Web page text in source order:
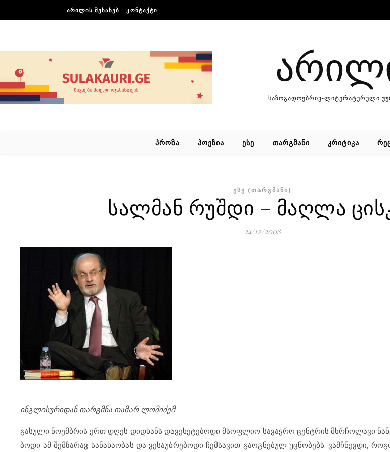
ᲐᲠᲘᲚᲘᲡ ᲨᲔᲡᲐᲮᲔᲑ ᲙᲝᲜᲢᲐᲥᲢᲘ
საზოგადოებრივ-ლიტერატურული
ᲞᲠᲝᲖᲐ ᲞᲝᲔᲖᲘᲐ ᲔᲡᲔ ᲗᲐᲠᲒᲛᲐᲜᲘ ᲙᲠᲘᲢᲘᲙᲐ
ᲔᲡᲔ (ᲗᲐᲠᲒᲛᲐᲜᲘ)
სალმან რუშდი – მაღ­ლა
24/12/2008
ინგ­ლი­სუ­რი­დან თარ­გ­მ­ნა თა­მარ ლო­მი­ძემ
გა­სუ­ლი ნო­ემ­ბ­რის ერთ დღეს დიდ­ხანს და­ვე­ხე­ტე­ბო­დი მსოფ­ლიო სა­ვაჭ­რო ცენ­ტ­რის მხრჩო­ლა­ვი
ბო­დი ამ შემ­ზა­რავ სა­ნა­ხა­ო­ბას და ვე­სა­უბ­რე­ბო­დი ჩემ­სა­ვით გა­ოგ­ნე­ბულ უც­ნო­ბებს. ვამ­ჩ­ნევ­დი,